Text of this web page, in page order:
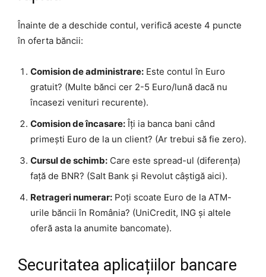
Înainte de a deschide contul, verifică aceste 4 puncte
în oferta băncii:
Comision de administrare: Este contul în Euro
gratuit? (Multe bănci cer 2-5 Euro/lună dacă nu
încasezi venituri recurente).
Comision de încasare: Îți ia banca bani când
primești Euro de la un client? (Ar trebui să fie zero).
Cursul de schimb: Care este spread-ul (diferența)
față de BNR? (Salt Bank și Revolut câștigă aici).
Retrageri numerar: Poți scoate Euro de la ATM-
urile băncii în România? (UniCredit, ING și altele
oferă asta la anumite bancomate).
Securitatea aplicațiilor bancare